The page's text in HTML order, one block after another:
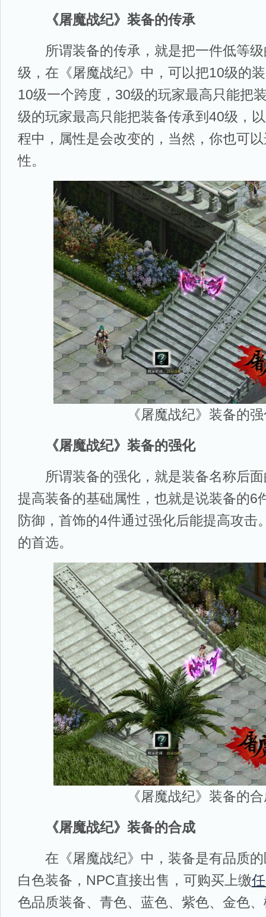
《屠魔战纪》装备的传承
所谓装备的传承，就是把一件低等级
级，在《屠魔战纪》中，可以把10级的
10级一个跨度，30级的玩家最高只能把
级的玩家最高只能把装备传承到40级，
程中，属性是会改变的，当然，你也可
性。
《屠魔战纪》装备的
《屠魔战纪》装备的强化
所谓装备的强化，就是装备名称后面
提高装备的基础属性，也就是说装备的6
防御，首饰的4件通过强化后能提高攻击
的首选。
《屠魔战纪》装备的
《屠魔战纪》装备的合成
在《屠魔战纪》中，装备是有品质的
白色装备，NPC直接出售，可购买上缴
色品质装备、青色、蓝色、紫色、金色